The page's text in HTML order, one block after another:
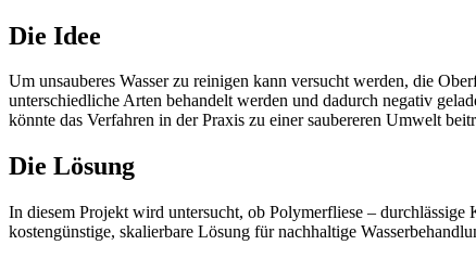
Die Idee
Um unsauberes Wasser zu reinigen kann versucht werden, die
unterschiedliche Arten behandelt werden und dadurch negativ
könnte das Verfahren in der Praxis zu einer saubereren Umwelt
Die Lösung
In diesem Projekt wird untersucht, ob Polymerfliese –
kostengünstige, skalierbare Lösung für nachhaltige